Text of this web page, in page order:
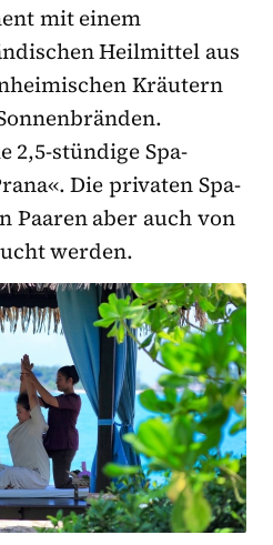
mit einem
Heilmittel aus
Kräutern
2,5-stündige Spa-
Die privaten Spa-
Paaren aber auch von
werden.